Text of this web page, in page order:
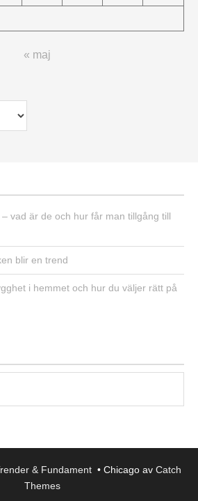
« maj
vad är de och hur får man tillgång till
blir en trend
i hemmet och hur du väljer rätt på
& Fundament • Chicago av Catch
Themes